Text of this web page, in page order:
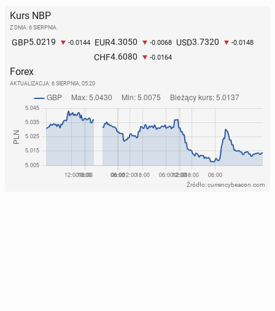
Kurs NBP
Z DNIA: 6 SIERPNIA
GBP5.0219 -0.0144 EUR4.3050 -0.0068 USD3.7320 -0.0148
CHF4.6080 -0.0164
Forex
AKTUALIZACJA: 6 SIERPNIA, 05:20
Źródło: currencybeacon.com